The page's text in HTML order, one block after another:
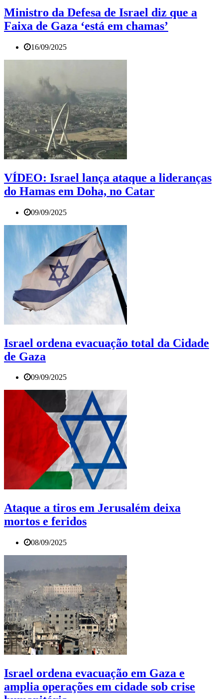
Ministro da Defesa de Israel diz que a
Faixa de Gaza ‘está em chamas’
16/09/2025
VÍDEO: Israel lança ataque a lideranças
do Hamas em Doha, no Catar
09/09/2025
Israel ordena evacuação total da Cidade
de Gaza
09/09/2025
Ataque a tiros em Jerusalém deixa
mortos e feridos
08/09/2025
Israel ordena evacuação em Gaza e
amplia operações em cidade sob crise